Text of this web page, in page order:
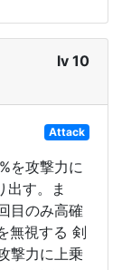
lv 10
Attack
を攻撃力に
出す。ま
目のみ高確
無視する 剣
撃力に上乗